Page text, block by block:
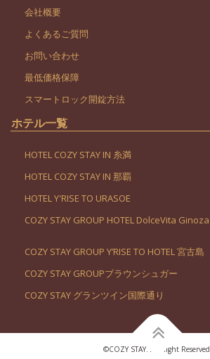
会社概要
よくあるご質問
お問い合わせ
最低価格保障
スマートロック開錠方法
ホテル一覧
HOTEL COZY STAY IN 糸満
HOTEL COZY STAY IN 那覇
HOTEL Y'RISE TO URASOE
COZY STAY GROUP HOTEL DolceVita Ginoza
COZY STAY GROUP Y’RISE TO HOTEL 宮古島
COZY STAY GROUPブラウンシュガー
COZY STAY グランツイン国際通り
©︎COZY STAY. All Right Reserved.